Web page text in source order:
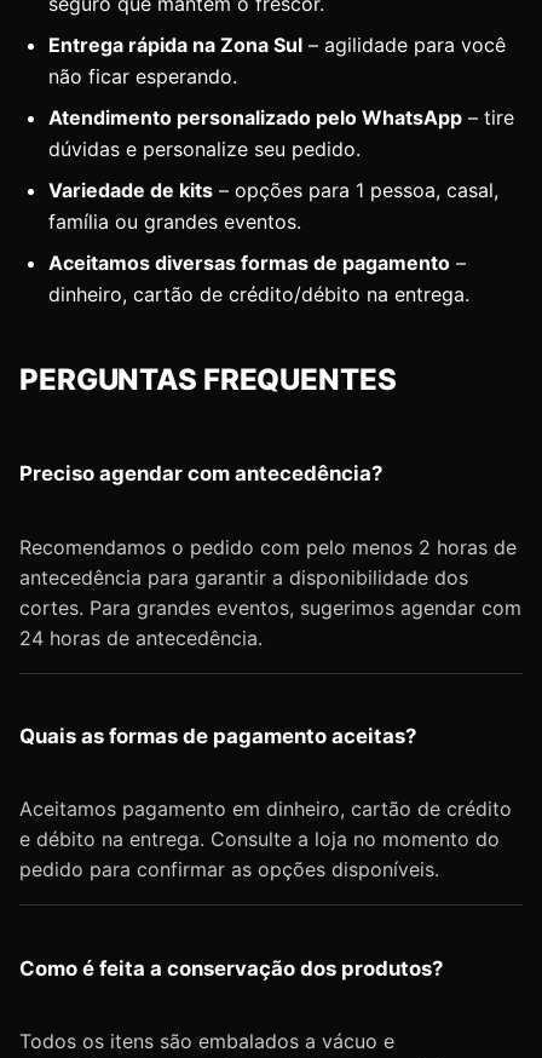
Entrega rápida na Zona Sul – agilidade para você
não ficar esperando.
Atendimento personalizado pelo WhatsApp – tire
dúvidas e personalize seu pedido.
Variedade de kits – opções para 1 pessoa, casal,
família ou grandes eventos.
Aceitamos diversas formas de pagamento –
dinheiro, cartão de crédito/débito na entrega.
PERGUNTAS FREQUENTES
Preciso agendar com antecedência?
Recomendamos o pedido com pelo menos 2 horas de
antecedência para garantir a disponibilidade dos
cortes. Para grandes eventos, sugerimos agendar com
24 horas de antecedência.
Quais as formas de pagamento aceitas?
Aceitamos pagamento em dinheiro, cartão de crédito
e débito na entrega. Consulte a loja no momento do
pedido para confirmar as opções disponíveis.
Como é feita a conservação dos produtos?
Todos os itens são embalados a vácuo e